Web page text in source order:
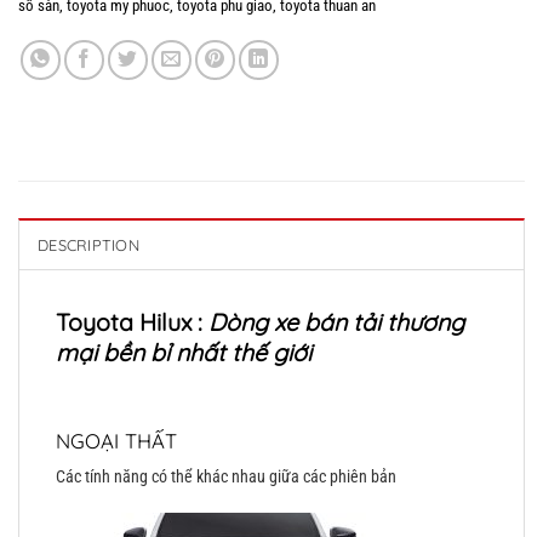
số sàn, toyota my phuoc, toyota phu giao, toyota thuan an
DESCRIPTION
Toyota Hilux : Dòng xe bán tải thương
mại bền bỉ nhất thế giới
NGOẠI THẤT
Các tính năng có thể khác nhau giữa các phiên bản